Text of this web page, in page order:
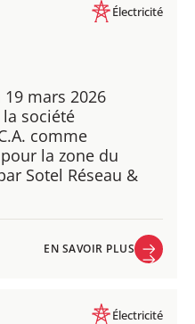
Électricité
mars 2026
société
comme
la zone du
Sotel Réseau &
EN SAVOIR PLUS
Électricité